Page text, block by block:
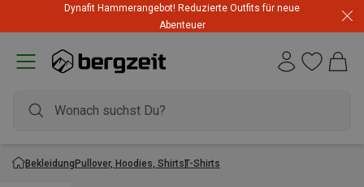
Dynafit Hammerangebot! Reduzierte Outfits für neue
Abenteuer
BekleidungPullover, Hoodies, ShirtsT-Shirts